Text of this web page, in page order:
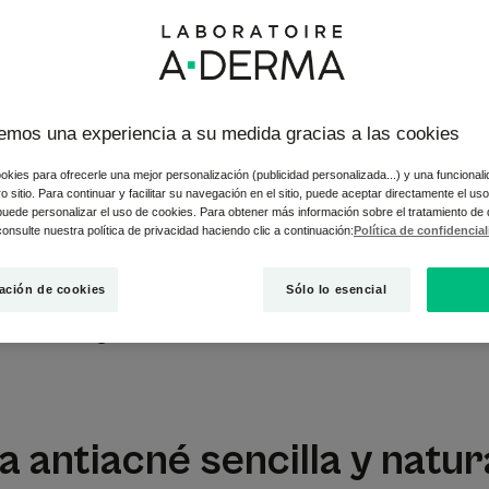
acné también vuelve a la rutina, para nuestra desgracia.
rostro por la noche o por la mañana. Pero, ¿qué debe
ya que hay muchos mensajes y consejos contradictorios. ¡Le
tener en cuenta es que la clave del éxito del tratamiento es la
con la falta de regularidad en la rutina. El tratamiento del
hay que asegurarse de que se sigue correctamente el
de algunos de los elementos esenciales
antiacné sencilla y
una experiencia a su medida gracias a las cookies
para ofrecerle una mejor personalización (publicidad personalizada...) y una
sitio. Para continuar y facilitar su navegación en el sitio, puede aceptar directamente el
personalizar el uso de cookies. Para obtener más información sobre el tratamiento de
nuestra política de privacidad haciendo clic a continuación: Política de
de cookies Sólo lo esencial